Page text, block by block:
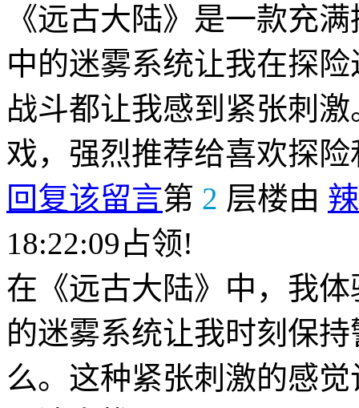
《远古大陆》是一款充
中的迷雾系统让我在探
战斗都让我感到紧张刺
戏，强烈推荐给喜欢探
回复该留言第 2 层楼由
18:22:09占领!
在《远古大陆》中，我
的迷雾系统让我时刻保
么。这种紧张刺激的感